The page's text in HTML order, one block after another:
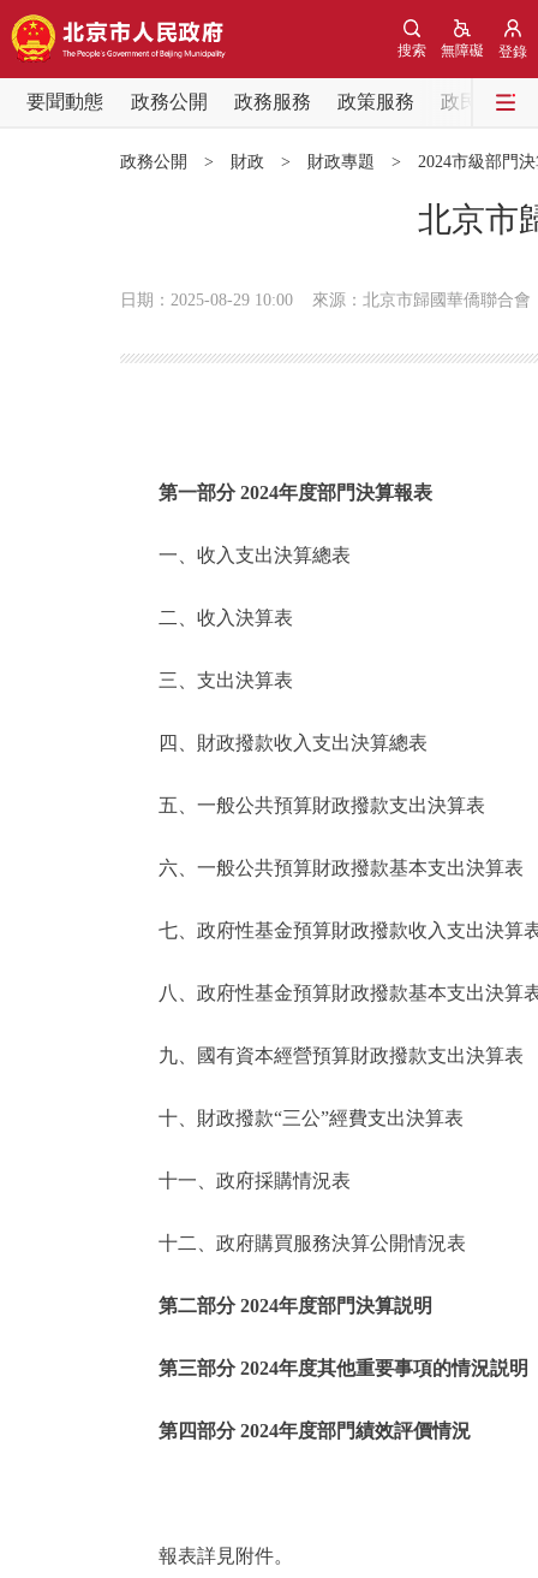
登錄
無障礙
搜索
要聞動態 政務公開 政務服務 政策服務
政民互動
便民服務
仲介服務
政民互動
12345網上接訴即辦
參與調查
走進北京
北京概況
綠色北京
ENGLISH
政務公開 > 財政 > 財政專題 > 2024市級部門
北京市
日期：2025-08-29 10:00 來源：北京市歸國華僑聯合會
第一部分 2024年度部門決算報表
一、收入支出決算總表
二、收入決算表
三、支出決算表
四、財政撥款收入支出決算總表
五、一般公共預算財政撥款支出決算表
六、一般公共預算財政撥款基本支出決算表
七、政府性基金預算財政撥款收入支出決算
八、政府性基金預算財政撥款基本支出決算
九、國有資本經營預算財政撥款支出決算表
十、財政撥款“三公”經費支出決算表
十一、政府採購情況表
十二、政府購買服務決算公開情況表
第二部分 2024年度部門決算説明
第三部分 2024年度其他重要事項的情況説明
第四部分 2024年度部門績效評價情況
報表詳見附件。